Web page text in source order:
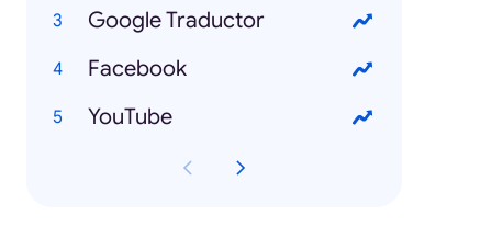
Google Traductor
Facebook
YouTube